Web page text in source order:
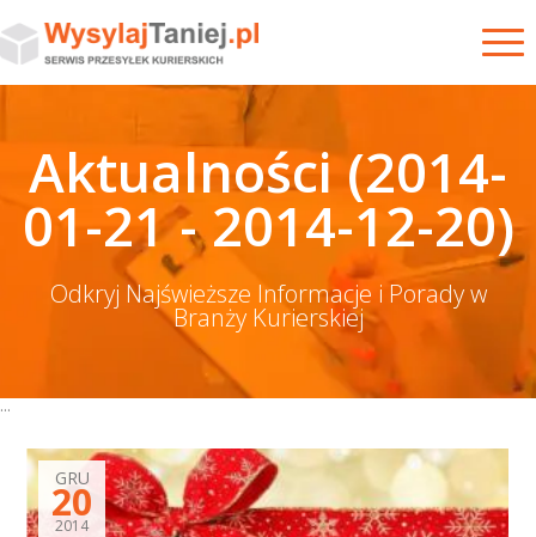
Aktualności (2014-
01-21 - 2014-12-20)
Odkryj Najświeższe Informacje i Porady w
Branży Kurierskiej
...
GRU
20
2014